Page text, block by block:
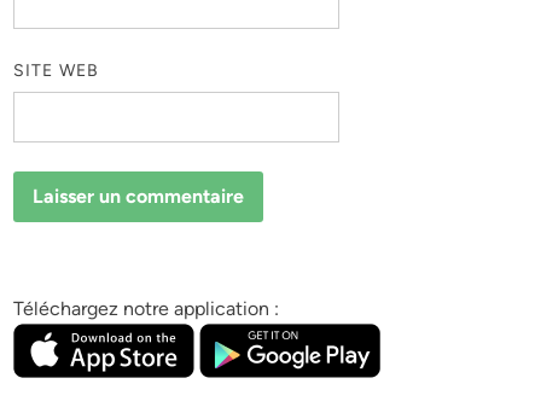
SITE WEB
Téléchargez notre application :